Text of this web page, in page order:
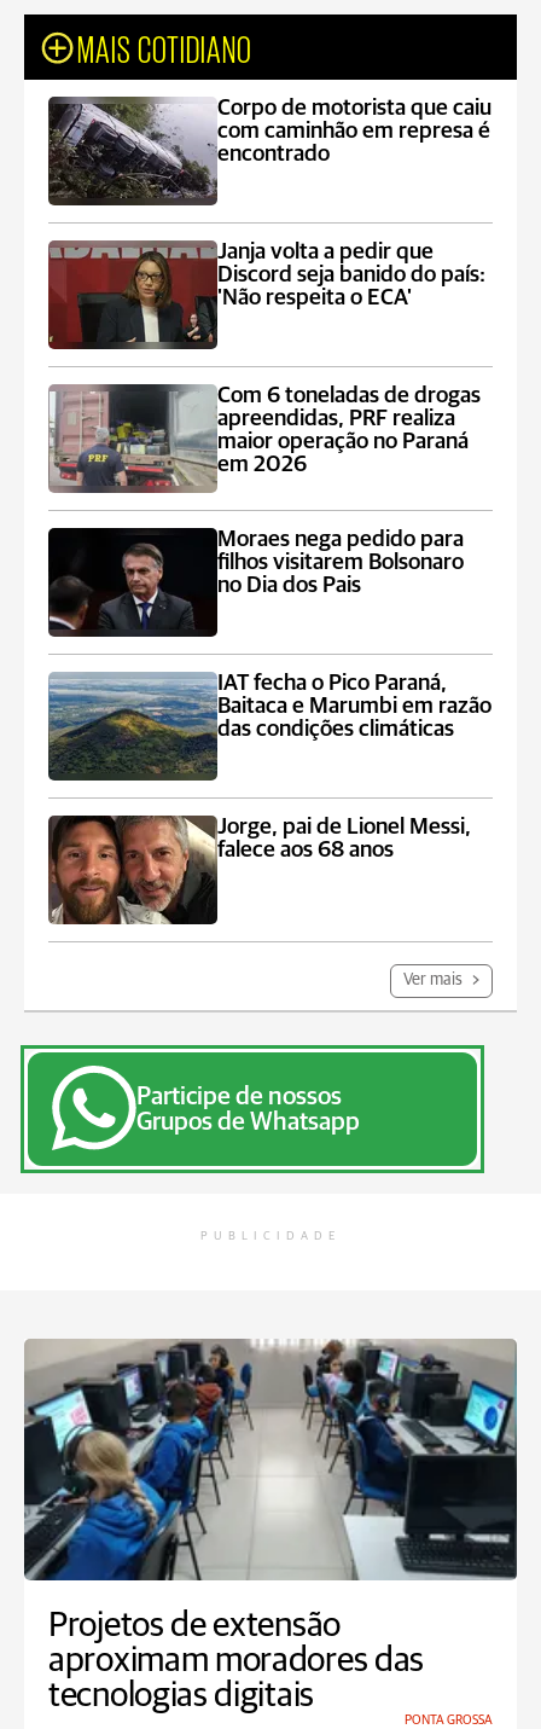
MAIS COTIDIANO
Corpo de motorista que caiu
com caminhão em represa é
encontrado
Janja volta a pedir que
Discord seja banido do país:
'Não respeita o ECA'
Com 6 toneladas de drogas
apreendidas, PRF realiza
maior operação no Paraná
em 2026
Moraes nega pedido para
filhos visitarem Bolsonaro
no Dia dos Pais
IAT fecha o Pico Paraná,
Baitaca e Marumbi em razão
das condições climáticas
Jorge, pai de Lionel Messi,
falece aos 68 anos
Ver mais
Participe de nossos
Grupos de Whatsapp
PUBLICIDADE
Projetos de extensão
aproximam moradores das
tecnologias digitais
PONTA GROSSA